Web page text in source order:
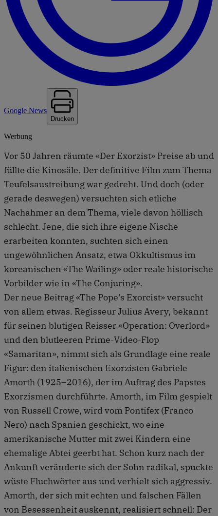
Google News
Drucken
Werbung
Vor 50 Jahren räumte «Der Exorzist» Preise ab und
füllte die Kinosäle. Der definitive Film zum Thema
Teufelsaustreibung war gedreht. Und doch (oder
gerade deswegen) versuchten sich etliche
Nachahmer an dem Thema, viele davon höllisch
schlecht. Jene, die sich ihre eigene Nische
erarbeiten konnten, suchten sich einen
ungewöhnlichen Ansatz, etwa Okkultismus im
koreanischen «The Wailing» oder reale historische
Vorbilder wie in «The Conjuring».
Der neue Beitrag «The Pope’s Exorcist» versucht
von allem etwas. Regisseur Julius Avery, bekannt
für seinen blutigen Reisser «Operation: Overlord»
und den blutleeren Prime-Video-Flop
«Samaritan», nimmt sich als Grundlage eine reale
Figur: den italienischen Exorzisten Gabriele
Amorth (1925–2016), der im Auftrag des Papstes
Exorzismen durchführte. Amorth, im Film gespielt
von Russell Crowe, wird vom Pontifex (Franco
Nero) nach Spanien geschickt, wo eine
amerikanische Mutter mit zwei Kindern eine
ehemalige Abtei geerbt hat. Schon kurz nach der
Ankunft veränderte sich der Sohn radikal, spuckte
wüste Fluchwörter aus und verhielt sich aggressiv.
Amorth, der sich mit echten und falschen Fällen
von Besessenheit auskennt, realisiert schnell: Der